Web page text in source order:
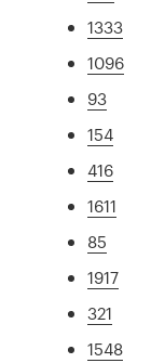
1333
1096
93
154
416
1611
85
1917
321
1548